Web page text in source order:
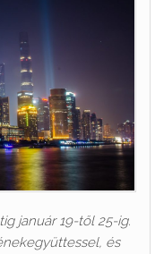
január 19-től 25-ig.
és